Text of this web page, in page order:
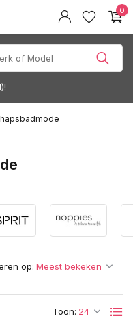
0
35 euro
Toon:
op: